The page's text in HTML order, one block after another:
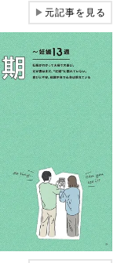
▶元記事を見る